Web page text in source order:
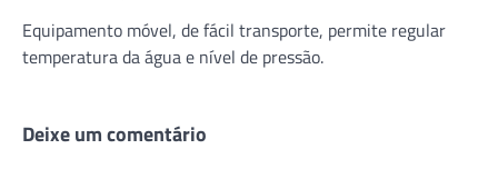
Equipamento móvel, de fácil transporte, permite regular
temperatura da água e nível de pressão.
Deixe um comentário